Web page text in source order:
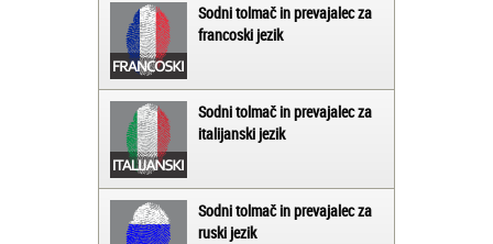
Sodni tolmač in prevajalec za
francoski jezik
Sodni tolmač in prevajalec za
italijanski jezik
Sodni tolmač in prevajalec za
ruski jezik